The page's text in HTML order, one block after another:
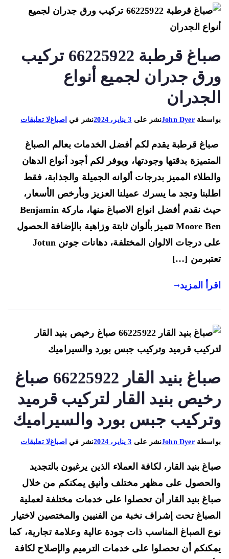
صباغ قرطبة 66225922 تركيب
جدران لجميع أنواع
John Dyerنشر على3 يناير، 2024 نشر في اصباغلا تعليقاتعلى
قرطبة
66225922
جدران
لجميع
أنواع
الجدران
قرطبة يقدم لكم أفضل الخدمات بعالم الصباغ
بدقتها وجودتها، ويوفر لكم أجود أنواع الدهان
المميز بدرجات ألوانه الجميلة والجذابة، فقط
وتجد ما يسرك عميلنا العزيز وبأرخص الأسعار،
حيث نقدم أفضل انواع الاصباغ منها، ماركة Benjamin
Moore Ben تتميز بألوان ثابتة وزاهية بالإضافة الحصول
على درجات الالوان المختلفة، دهانات جوتن Jotun
[…]
المزيد
صباغ بنيد القار 66225922 صباغ
بنيد القار لتركيب قرميد
جبس بورد والسيراميك
John Dyerنشر على3 يناير، 2024 نشر في اصباغلا تعليقاتعلى
بنيد
القار
صباغ
رخيص
بنيد
القار
بنيد القار، لكافة العملاء الذين يرغبون بالتجديد
على مظهر مختلف وأنيق يمكنكم من خلال
بنيد القار أن تحصلوا على خدمات مختلفة لعملية
تحت إشراف نخبة من الفنيين والمختصين لاختيار
الصباغ المناسب ذات جودة عالية وعلامة تجارية، كما
أن تحصلوا على خدمات الترميم والإصلاح لكافة